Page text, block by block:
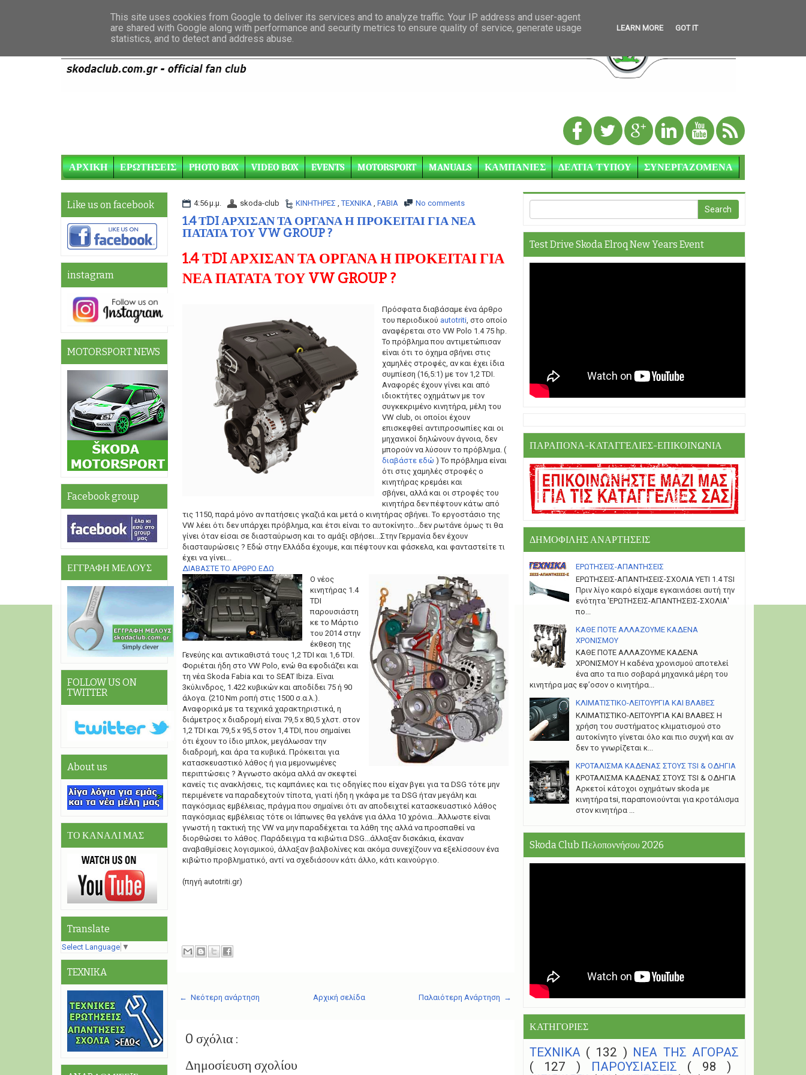
ΑΡΧΙΚΗ ΕΡΩΤΗΣΕΙΣ PHOTO BOX VIDEO BOX EVENTS MOTORSPORT MANUALS ΚΑΜΠΑΝΙΕΣ ΔΕΛΤΙΑ ΤΥΠΟΥ ΣΥΝΕΡΓΑΖΟΜΕΝΑ
4:56 μ.μ. skoda-club ΚΙΝΗΤΗΡΕΣ ,ΤΕΧΝΙΚΑ , FABIA No comments
1.4 ΤDI ΑΡΧΙΣΑΝ ΤΑ ΟΡΓΑΝΑ Η ΠΡΟΚΕΙΤΑΙ ΓΙΑ ΝΕΑ
ΠΑΤΑΤΑ ΤΟΥ VW GROUP ?
1.4 ΤDI ΑΡΧΙΣΑΝ ΤΑ ΟΡΓΑΝΑ Η ΠΡΟΚΕΙΤΑΙ ΓΙΑ
ΝΕΑ ΠΑΤΑΤΑ ΤΟΥ VW GROUP ?
Πρόσφατα διαβάσαμε ένα άρθρο
του περιοδικού autotriti, στο οποίο
αναφέρεται στο VW Polo 1.4 75 hp.
Το πρόβλημα που αντιμετώπισαν
είναι ότι το όχημα σβήνει στις
χαμηλές στροφές, αν και έχει ίδια
συμπίεση (16,5:1) με τον 1,2 TDI.
Αναφορές έχουν γίνει και από
ιδιοκτήτες οχημάτων με τον
συγκεκριμένο κινητήρα, μέλη του
VW club, οι οποίοι έχουν
επισκεφθεί αντιπροσωπίες και οι
μηχανικοί δηλώνουν άγνοια, δεν
μπορούν να λύσουν το πρόβλημα. (
διαβάστε εδώ ) Το πρόβλημα είναι
ότι στις χαμηλές στροφές ο
κινητήρας κρεμάει και
σβήνει, αλλά και οι στροφές του
κινητήρα δεν πέφτουν κάτω από
τις 1150, παρά μόνο αν πατήσεις γκαζιά και μετά ο κινητήρας σβήνει. Το εργοστάσιο της
VW λέει ότι δεν υπάρχει πρόβλημα, και έτσι είναι το αυτοκίνητο...δεν ρωτάνε όμως τι θα
γίνει όταν είσαι σε διασταύρωση και το αμάξι σβήσει...Στην Γερμανία δεν έχουν
διασταυρώσεις ? Εδώ στην Ελλάδα έχουμε, και πέφτουν και φάσκελα, και φανταστείτε τι
έχει να γίνει...
ΔΙΑΒΑΣΤΕ ΤΟ ΑΡΘΡΟ ΕΔΩ
Ο νέος
κινητήρας 1.4
ΤDI
παρουσιάστη
κε το Μάρτιο
του 2014 στην
έκθεση της
Γενεύης και αντικαθιστά τους 1,2 TDI και 1,6 TDI.
Φοριέται ήδη στο VW Polo, ενώ θα εφοδιάζει και
τη νέα Skoda Fabia και το SEAT Ibiza. Είναι
3κύλινδρος, 1.422 κυβικών και αποδίδει 75 ή 90
άλογα. (210 Nm ροπή στις 1500 σ.α.λ.).
Αναφορικά με τα τεχνικά χαρακτηριστικά, η
διάμετρος x διαδρομή είναι 79,5 x 80,5 χλστ. στον
1,2 TDI και 79,5 x 95,5 στον 1,4 TDI, που σημαίνει
ότι έχουν το ίδιο μπλοκ, μεγάλωσαν την
διαδρομή, και άρα τα κυβικά. Πρόκειται για
κατασκευαστικό λάθος ή για μεμονωμένες
περιπτώσεις ? Άγνωστο ακόμα αλλά αν σκεφτεί
κανείς τις ανακλήσεις, τις καμπάνιες και τις οδηγίες που είχαν βγει για τα DSG τότε μην
περιμένετε να παραδεχτούν τίποτα, γιατί ήδη η γκάφα με τα DSG ήταν μεγάλη και
παγκόσμιας εμβέλειας, πράγμα που σημαίνει ότι αν αποδειχτεί κατασκευαστικό λάθος
παγκόσμιας εμβέλειας τότε οι Ιάπωνες θα γελάνε για άλλα 10 χρόνια...Άλλωστε είναι
γνωστή η τακτική της VW να μην παραδέχεται τα λάθη της αλλά να προσπαθεί να
διορθώσει το λάθος. Παράδειγμα τα κιβώτια DSG...άλλαξαν δισκάκια, έκαναν
αναβαθμίσεις λογισμικού, άλλαξαν βαλβολίνες και ακόμα συνεχίζουν να εξελίσσουν ένα
κιβώτιο προβληματικό, αντί να σχεδιάσουν κάτι άλλο, κάτι καινούργιο.
(πηγή autotriti.gr)
← Νεότερη ανάρτηση Παλαιότερη Ανάρτηση →
Αρχική σελίδα
0 σχόλια :
Δημοσίευση σχολίου
Like us on facebook
instagram
MOTORSPORT NEWS
Facebook group
ΕΓΓΡΑΦΗ ΜΕΛΟΥΣ
FOLLOW US ON
TWITTER
About us
ΤΟ ΚΑΝΑΛΙ ΜΑΣ
Translate
Select Language ▼
TEXNIKA
Test Drive Skoda Elroq New Years Event
ΠΑΡΑΠΟΝΑ-ΚΑΤΑΓΓΕΛΙΕΣ-ΕΠΙΚΟΙΝΩΝΙΑ
ΔΗΜΟΦΙΛΗΣ ΑΝΑΡΤΗΣΕΙΣ
ΕΡΩΤΗΣΕΙΣ-ΑΠΑΝΤΗΣΕΙΣ
ΕΡΩΤΗΣΕΙΣ-ΑΠΑΝΤΗΣΕΙΣ-ΣΧΟΛΙΑ YETI 1.4 TSI
Πριν λίγο καιρό είχαμε εγκαινιάσει αυτή την
ενότητα 'ΕΡΩΤΗΣΕΙΣ-ΑΠΑΝΤΗΣΕΙΣ-ΣΧΟΛΙΑ'
πο...
ΚΑΘΕ ΠΟΤΕ ΑΛΛΑΖΟΥΜΕ ΚΑΔΕΝΑ
ΧΡΟΝΙΣΜΟΥ
ΚΑΘΕ ΠΟΤΕ ΑΛΛΑΖΟΥΜΕ ΚΑΔΕΝΑ
ΧΡΟΝΙΣΜΟΥ Η καδένα χρονισμού αποτελεί
ένα απο τα πιο σοβαρά μηχανικά μέρη του
κινητήρα μας εφ’οσον ο κινητήρα...
ΚΛΙΜΑΤΙΣΤΙΚΟ-ΛΕΙΤΟΥΡΓΙΑ ΚΑΙ ΒΛΑΒΕΣ
ΚΛΙΜΑΤΙΣΤΙΚΟ-ΛΕΙΤΟΥΡΓΙΑ ΚΑΙ ΒΛΑΒΕΣ H
χρήση του συστήματος κλιματισμού στο
αυτοκίνητο γίνεται όλο και πιο συχνή και αν
δεν το γνωρίζεται κ...
ΚΡΟΤΑΛΙΣΜΑ ΚΑΔΕΝΑΣ ΣΤΟΥΣ TSI & ΟΔΗΓΙΑ
ΚΡΟΤΑΛΙΣΜΑ ΚΑΔΕΝΑΣ ΣΤΟΥΣ TSI & ΟΔΗΓΙΑ
Αρκετοί κάτοχοι οχημάτων skoda με
κινητήρα tsi, παραπονιούνται για κροτάλισμα
στον κινητήρα ...
Skoda Club Πελοποννήσου 2026
ΚΑΤΗΓΟΡΙΕΣ
ΤΕΧΝΙΚΑ ( 132 ) NEA THΣ ΑΓΟΡΑΣ
( 127 )
ΠΑΡΟΥΣΙΑΣΕΙΣ ( 98 )
This site uses cookies from Google to deliver its services and to analyze traffic. Your IP address and user-agent
are shared with Google along with performance and security metrics to ensure quality of service, generate usage
statistics, and to detect and address abuse.
LEARN MORE GOT IT